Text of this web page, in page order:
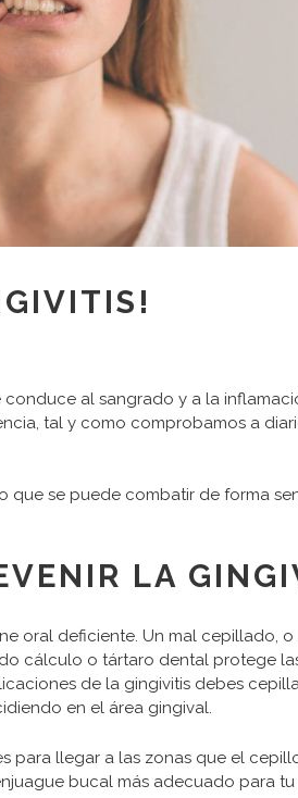
al sangrado y a la
tal y como comprobamos a
que se puede combatir de forma
LA
oral deficiente. Un mal cepillado, o
cálculo o tártaro dental protege
de la gingivitis debes
en el área gingival.
para llegar a las zonas que el
bucal más adecuado para